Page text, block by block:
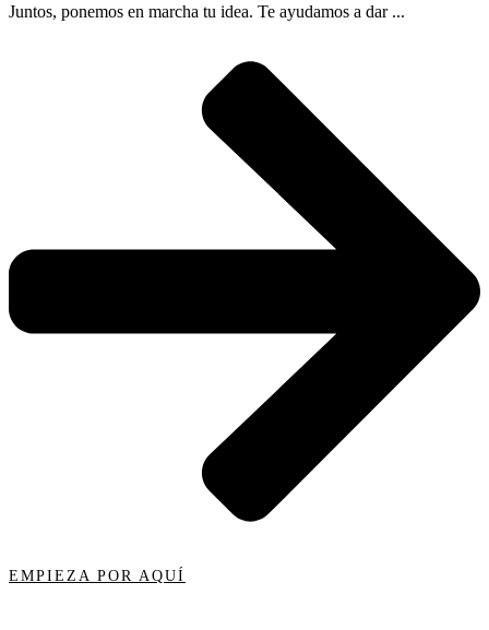
Juntos, ponemos en marcha tu idea. Te ayudamos a dar ...
EMPIEZA POR AQUÍ